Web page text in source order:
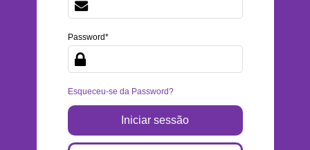
Password*
Esqueceu-se da Password?